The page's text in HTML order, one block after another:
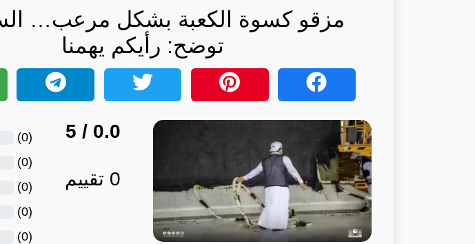
مزقو كسوة الكعبة بشكل مرعب…
توضح: رأيكم يهمنا
0.0
/ 5
0 تقييم
(
0
)
(
0
)
(
0
)
(
0
)
(
0
)